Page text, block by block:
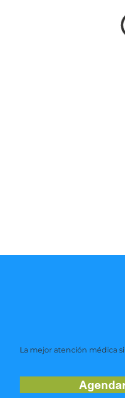
La mejor atención médica